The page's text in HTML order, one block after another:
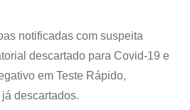
notificadas com suspeita
descartado para Covid-19 e
em Teste Rápido,
descartados.